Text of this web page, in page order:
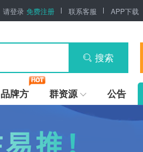
请登录 免费注册 联系客服 APP下载
搜索
品牌方 群资源 公告